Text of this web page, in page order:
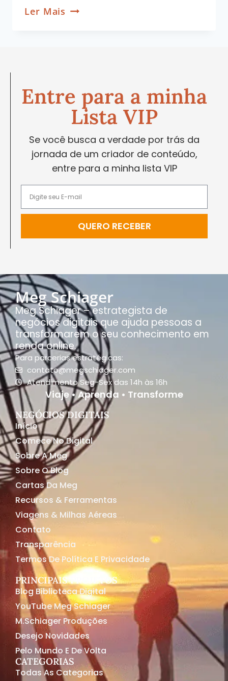
Ler Mais
Entre para a minha
Lista VIP
Se você busca a verdade por trás da
jornada de um criador de conteúdo,
entre para a minha lista VIP
QUERO RECEBER
Meg Schiager
Meg Schiager – estrategista de
negócios digitais que ajuda pessoas a
transformarem o seu conhecimento em
renda online.
Para parcerias estratégicas:
contato@megschiager.com
Atendimento Seg-Sex das 14h às 16h
Viaje • Aprenda • Transforme
NEGÓCIOS DIGITAIS
Início
Comece No Digital
Sobre A Meg
Sobre O Blog
Cartas Da Meg
Recursos & Ferramentas
Viagens & Milhas Aéreas
Contato
Transparência
Termos De Política E Privacidade
PRINCIPAIS PROJETOS
Blog Biblioteca Digital
YouTube Meg Schiager
M.Schiager Produções
Desejo Novidades
Pelo Mundo E De Volta
CATEGORIAS
Todas As Categorias